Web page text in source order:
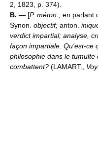
2, 1823, p. 374).
B. — [P. méton.; en parlant
Synon. objectif; anton.
verdict impartial; analyse,
façon impartiale. Qu'est-ce
philosophie dans le
combattent? (LAMART.,